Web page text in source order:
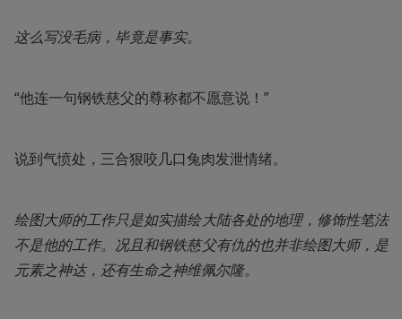
这么写没毛病，毕竟是事实。
“他连一句钢铁慈父的尊称都不愿意说！”
说到气愤处，三合狠咬几口兔肉发泄情绪。
绘图大师的工作只是如实描绘大陆各处的地理，修饰性笔法
不是他的工作。况且和钢铁慈父有仇的也并非绘图大师，是
元素之神达，还有生命之神维佩尔隆。